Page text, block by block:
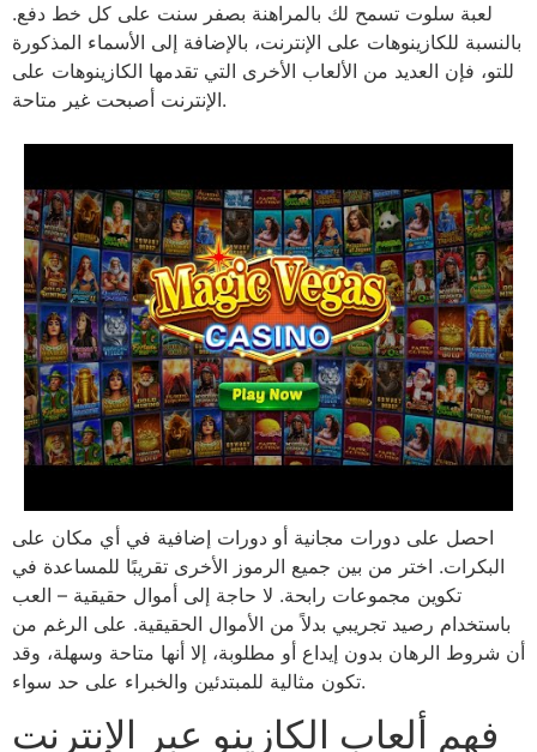
لعبة سلوت تسمح لك بالمراهنة بصفر سنت على كل خط دفع.
بالنسبة للكازينوهات على الإنترنت، بالإضافة إلى الأسماء المذكورة
للتو، فإن العديد من الألعاب الأخرى التي تقدمها الكازينوهات على
الإنترنت أصبحت غير متاحة.
احصل على دورات مجانية أو دورات إضافية في أي مكان على
البكرات. اختر من بين جميع الرموز الأخرى تقريبًا للمساعدة في
تكوين مجموعات رابحة. لا حاجة إلى أموال حقيقية – العب
باستخدام رصيد تجريبي بدلاً من الأموال الحقيقية. على الرغم من
أن شروط الرهان بدون إيداع أو مطلوبة، إلا أنها متاحة وسهلة، وقد
تكون مثالية للمبتدئين والخبراء على حد سواء.
فهم ألعاب الكازينو عبر الإنترنت